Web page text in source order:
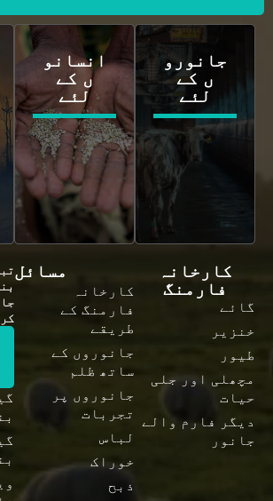
جانورو
ں کے
لئے
انسانو
ں کے
لئے
کارخانہ
فارمنگ
گائے
خنزیر
طیور
مچھلی اور جلی
حیات
دیگر فارم والے
جانور
مسائل
کارخانہ
فارمنگ کے
طریقے
جانوروں کے
ساتھ ظلم
جانوروں پر
تجربات
لباس
خوراک
ذبح